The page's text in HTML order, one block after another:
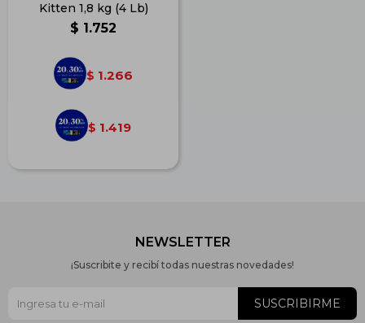
Kitten 1,8 kg (4 Lb)
$ 1.752
$ 1.266
$ 1.419
NEWSLETTER
¡Suscribite y recibí todas nuestras novedades!
SUSCRIBIRME